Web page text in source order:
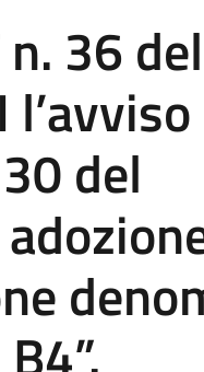
36 del
del